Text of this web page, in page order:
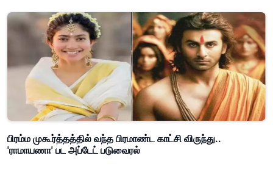
பிரம்ம முகூர்த்தத்தில் வந்த பிரமாண்ட காட்சி விருந்து..
'ராமாயணா' பட அப்டேட் படுவைரல்